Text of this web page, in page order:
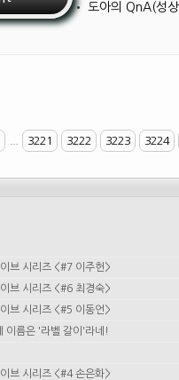
• 도아의 QnA(성
3221 3222 3223 3224
브 시리즈 <#7 이주헌>
브 시리즈 <#6 최경숙>
브 시리즈 <#5 이동언>
이름은 '라벨 갈이'라네!
브 시리즈 <#4 손은화>